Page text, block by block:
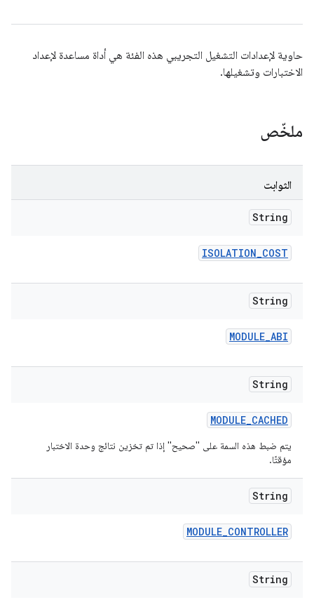
حاوية لإعدادات التشغيل التجريبي هذه الفئة هي أداة مساعدة لإعداد
الاختبارات وتشغيلها.
ملخّص
الثوابت
String
ISOLATION_COST
String
MODULE_ABI
String
MODULE_CACHED
يتم ضبط هذه السمة على "صحيح" إذا تم تخزين نتائج وحدة الاختبار
مؤقتًا.
String
MODULE_CONTROLLER
String